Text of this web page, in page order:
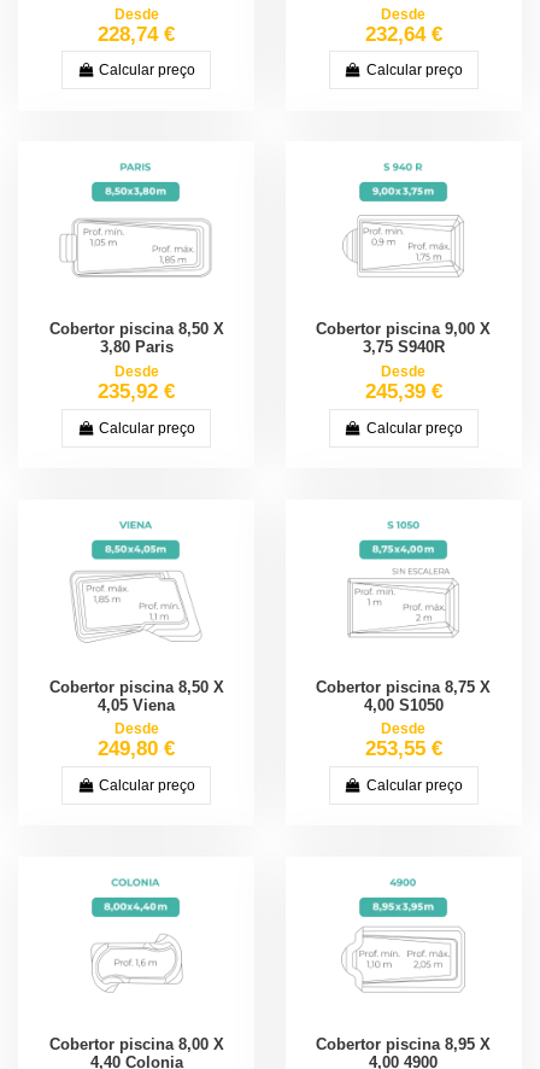
Desde
228,74 €
Calcular preço
Desde
232,64 €
Calcular preço
Cobertor piscina 8,50 X
3,80 Paris
Desde
235,92 €
Calcular preço
Cobertor piscina 9,00 X
3,75 S940R
Desde
245,39 €
Calcular preço
Cobertor piscina 8,50 X
4,05 Viena
Desde
249,80 €
Calcular preço
Cobertor piscina 8,75 X
4,00 S1050
Desde
253,55 €
Calcular preço
Cobertor piscina 8,00 X
4,40 Colonia
Cobertor piscina 8,95 X
4,00 4900